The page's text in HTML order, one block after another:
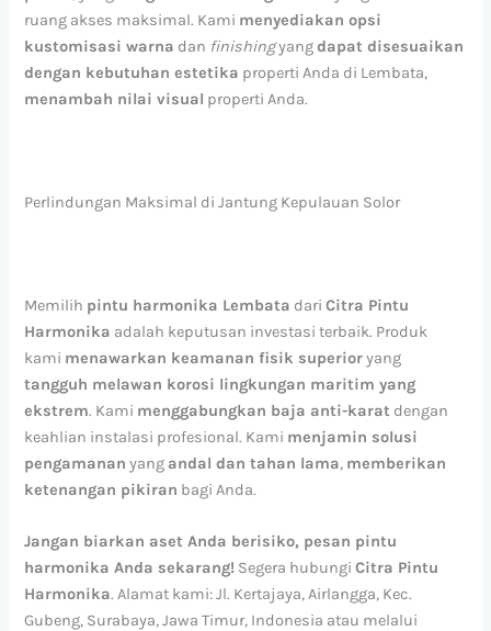
ruang akses maksimal. Kami menyediakan opsi
kustomisasi warna dan finishingyangdapat disesuaikan
dengan kebutuhan estetika properti Anda di Lembata,
menambah nilai visual properti Anda.
Perlindungan Maksimal di Jantung Kepulauan Solor
Memilih pintu harmonika Lembata dariCitra Pintu
Harmonika adalah keputusan investasi terbaik. Produk
kami menawarkan keamanan fisik superioryang
tangguh melawan korosi lingkungan maritim yang
ekstrem. Kami menggabungkan baja anti-karat dengan
keahlian instalasi profesional. Kami menjamin solusi
pengamanan yang andal dan tahan lama, memberikan
ketenangan pikiran bagi Anda.
Jangan biarkan aset Anda berisiko, pesan pintu
harmonika Anda sekarang! Segera hubungiCitra Pintu
Harmonika. Alamat kami: Jl. Kertajaya, Airlangga, Kec.
Gubeng, Surabaya, Jawa Timur, Indonesia atau melalui